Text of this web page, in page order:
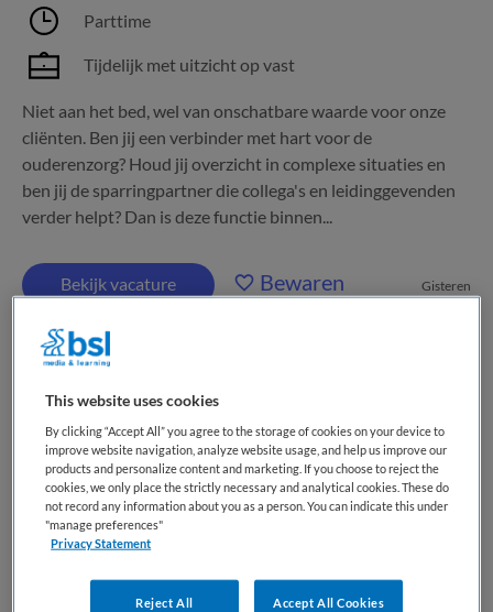
Parttime
Tijdelijk met uitzicht op vast
Niet aan het bed, wel van onschatbare waarde voor onze
cliënten. Ben jij een verbinder met hart voor de
ouderenzorg? Houd jij overzicht in complexe situaties en
ben jij de sparringpartner die collega's en leidinggevenden
verder helpt? Dan is deze functie binnen...
Bekijk vacature Bewaren Gisteren
Senior communicatieadviseur
Dijklander Ziekenhuis,Hoorn
HBO
Parttime
Vaste aanstelling
This website uses cookies
By clicking “Accept All” you agree to the storage of cookies on your device to
improve website navigation, analyze website usage, and help us improve our
products and personalize content and marketing. If you choose to reject the
cookies, we only place the strictly necessary and analytical cookies. These do
not record any information about you as a person. You can indicate this under
"manage preferences"
Privacy Statement
Reject All Accept All Cookies